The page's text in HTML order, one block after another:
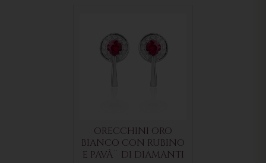
ORECCHINI ORO
BIANCO CON RUBINO
E PAVÃ¨ DI DIAMANTI